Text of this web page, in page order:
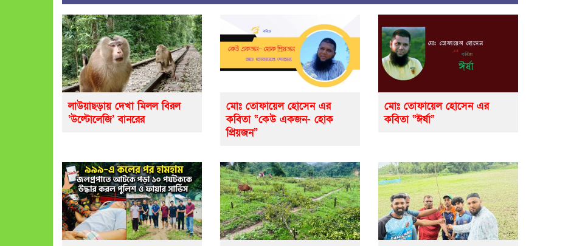
লাউয়াছড়ায় দেখা মিলল বিরল
‘উল্টোলেজি’ বানরের
মোঃ তোফায়েল হোসেন এর
কবিতা “কেউ একজন- হোক
প্রিয়জন”
মোঃ তোফায়েল হোসেন এর
কবিতা “ঈর্ষা”